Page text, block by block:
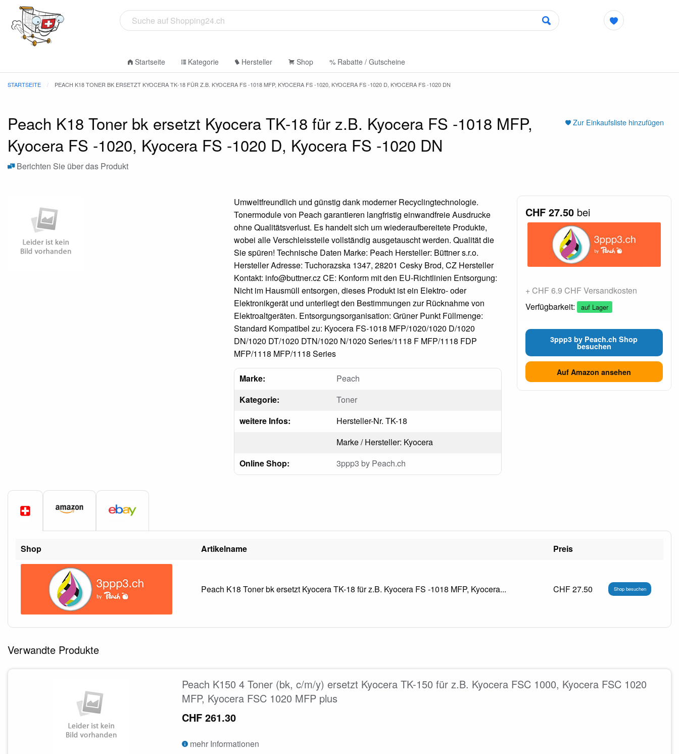
Startseite Kategorie Hersteller Shop % Rabatte / Gutscheine
STARTSEITE PEACH K18 TONER BK ERSETZT KYOCERA TK-18 FÜR Z.B. KYOCERA FS -1018 MFP, KYOCERA FS -1020, KYOCERA FS -1020 D, KYOCERA FS -1020 DN
Zur Einkaufsliste hinzufügen
Peach K18 Toner bk ersetzt Kyocera TK-18 für z.B. Kyocera FS -1018 MFP,
Kyocera FS -1020, Kyocera FS -1020 D, Kyocera FS -1020 DN
Berichten Sie über das Produkt
Umweltfreundlich und günstig dank moderner Recyclingtechnologie.
Tonermodule von Peach garantieren langfristig einwandfreie Ausdrucke
ohne Qualitätsverlust. Es handelt sich um wiederaufbereitete Produkte,
wobei alle Verschleissteile vollständig ausgetauscht werden. Qualität die
Sie spüren! Technische Daten Marke: Peach Hersteller: Büttner s.r.o.
Hersteller Adresse: Tuchorazska 1347, 28201 Cesky Brod, CZ Hersteller
Kontakt: info@buttner.cz CE: Konform mit den EU-Richtlinien Entsorgung:
Nicht im Hausmüll entsorgen, dieses Produkt ist ein Elektro- oder
Elektronikgerät und unterliegt den Bestimmungen zur Rücknahme von
Elektroaltgeräten. Entsorgungsorganisation: Grüner Punkt Füllmenge:
Standard Kompatibel zu: Kyocera FS-1018 MFP/1020/1020 D/1020
DN/1020 DT/1020 DTN/1020 N/1020 Series/1118 F MFP/1118 FDP
MFP/1118 MFP/1118 Series
Marke:
Peach
Kategorie:
Toner
weitere Infos:
Hersteller-Nr. TK-18
Marke / Hersteller: Kyocera
Online Shop:
3ppp3 by Peach.ch
CHF 27.50bei
+ CHF 6.9 CHF Versandkosten
Verfügbarkeit:
auf Lager
3ppp3 by Peach.ch Shop
besuchen
Auf Amazon ansehen
Shop Artikelname Preis
Peach K18 Toner bk ersetzt Kyocera TK-18 für z.B. Kyocera FS -1018 MFP, Kyocera... CHF 27.50 Shop besuchen
Verwandte Produkte
Peach K150 4 Toner (bk, c/m/y) ersetzt Kyocera TK-150 für z.B. Kyocera FSC 1000, Kyocera FSC 1020
MFP, Kyocera FSC 1020 MFP plus
CHF 261.30
mehr Informationen